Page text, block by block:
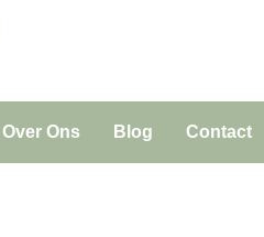
Over Ons Blog Contact